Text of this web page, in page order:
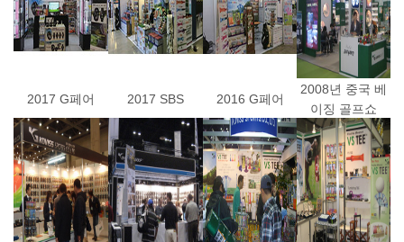
2017 G페어 2017 SBS 2016 G페어
2008년 중국 베
이징 골프쇼